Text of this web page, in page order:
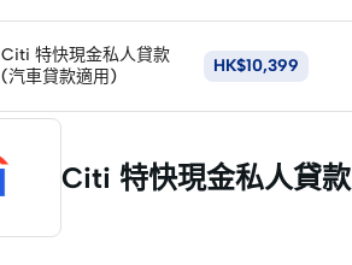
Citi 特快現金私人貸款
(汽車貸款適用)
立
即
申
HK$10,399
Citi 特快現金私人貸款